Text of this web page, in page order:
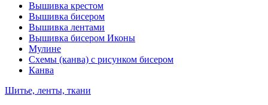
Вышивка крестом
Вышивка бисером
Вышивка лентами
Вышивка бисером Иконы
Мулине
Схемы (канва) с рисунком бисером
Канва
Шитье, ленты, ткани